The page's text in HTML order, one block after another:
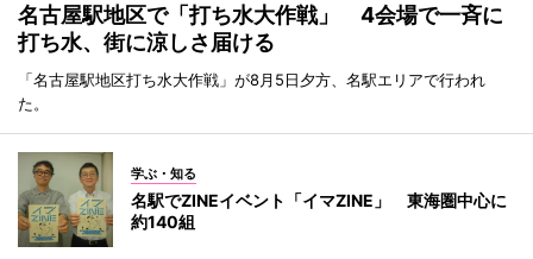
名古屋駅地区で「打ち水大作戦」 4会場で一斉に
打ち水、街に涼しさ届ける
「名古屋駅地区打ち水大作戦」が8月5日夕方、名駅エリアで行われ
た。
学ぶ・知る
名駅でZINEイベント「イマZINE」 東海圏中心に
約140組